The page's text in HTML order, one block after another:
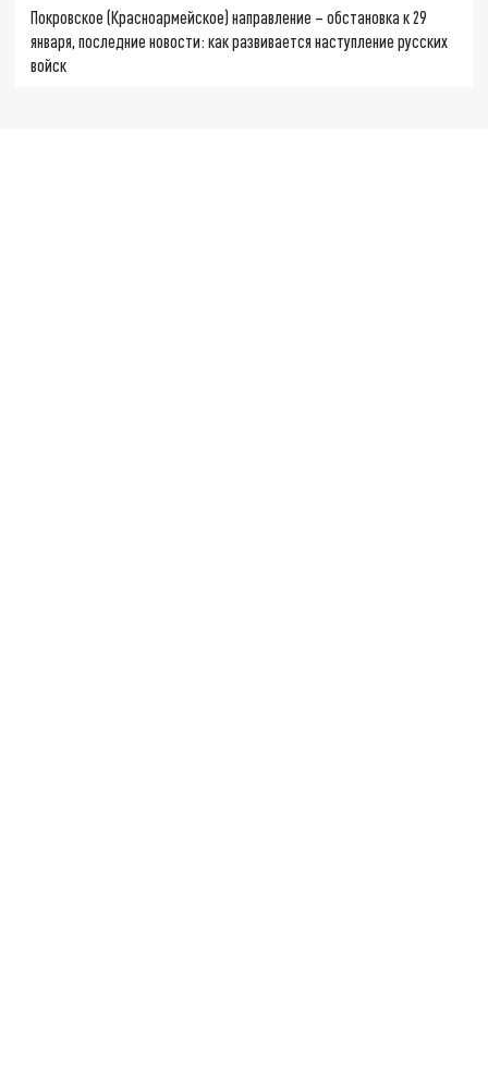
Покровское (Красноармейское) направление – обстановка к 29
января, последние новости: как развивается наступление русских
войск